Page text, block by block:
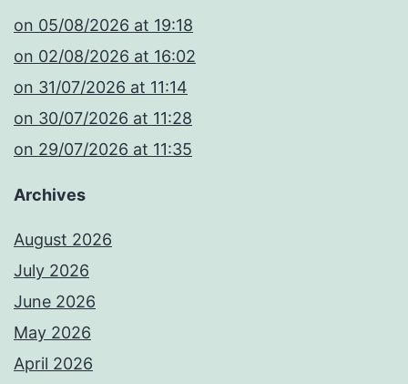
​on 05/08/2026 at 19:18
​on 02/08/2026 at 16:02
​on 31/07/2026 at 11:14
​on 30/07/2026 at 11:28
​on 29/07/2026 at 11:35
Archives
August 2026
July 2026
June 2026
May 2026
April 2026